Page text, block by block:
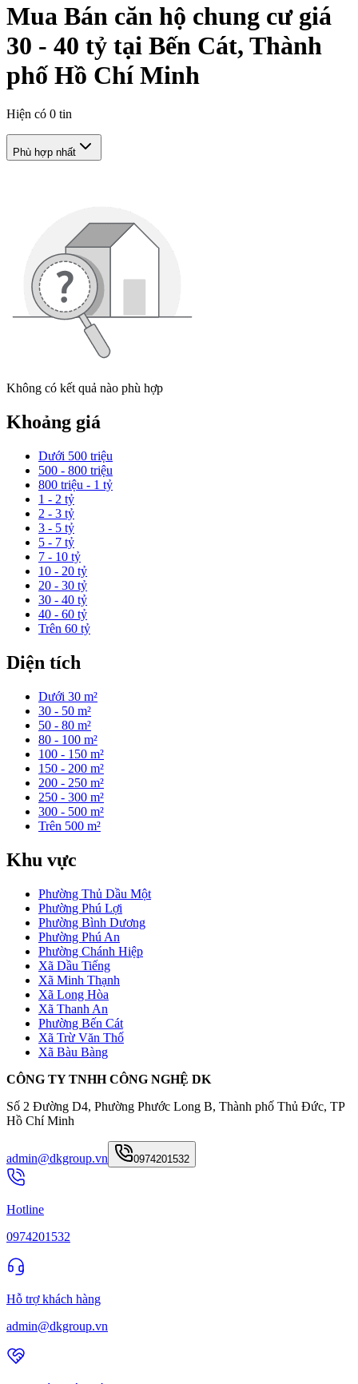
Mua Bán căn hộ chung cư giá
30 - 40 tỷ tại Bến Cát, Thành
phố Hồ Chí Minh
Hiện có 0 tin
Phù hợp nhất
Không có kết quả nào phù hợp
Khoảng giá
Dưới 500 triệu
500 - 800 triệu
800 triệu - 1 tỷ
1 - 2 tỷ
2 - 3 tỷ
3 - 5 tỷ
5 - 7 tỷ
7 - 10 tỷ
10 - 20 tỷ
20 - 30 tỷ
30 - 40 tỷ
40 - 60 tỷ
Trên 60 tỷ
Diện tích
Dưới 30 m²
30 - 50 m²
50 - 80 m²
80 - 100 m²
100 - 150 m²
150 - 200 m²
200 - 250 m²
250 - 300 m²
300 - 500 m²
Trên 500 m²
Khu vực
Phường Thủ Dầu Một
Phường Phú Lợi
Phường Bình Dương
Phường Phú An
Phường Chánh Hiệp
Xã Dầu Tiếng
Xã Minh Thạnh
Xã Long Hòa
Xã Thanh An
Phường Bến Cát
Xã Trừ Văn Thố
Xã Bàu Bàng
CÔNG TY TNHH CÔNG NGHỆ DK
Số 2 Đường D4, Phường Phước Long B, Thành phố Thủ Đức, TP
Hồ Chí Minh
admin@dkgroup.vn 0974201532
Hotline
0974201532
Hỗ trợ khách hàng
admin@dkgroup.vn